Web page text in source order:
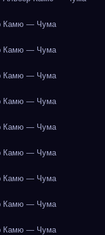
Камю — Чума
Камю — Чума
Камю — Чума
Камю — Чума
Камю — Чума
Камю — Чума
Камю — Чума
Камю — Чума
Камю — Чума